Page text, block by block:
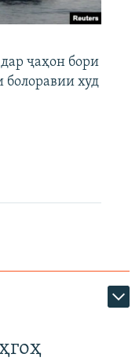
ҷаҳон бори
болоравии худ